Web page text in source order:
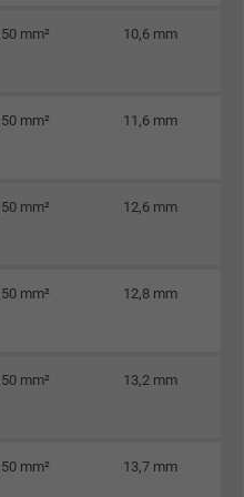
Pixel
Ltd.
für Website-Analyse,
und
Pixel
für Website-Analyse,
mm² 10,6 mm
mm² 11,6 mm
mm² 12,6 mm
mm² 12,8 mm
mm² 13,2 mm
mm² 13,7 mm